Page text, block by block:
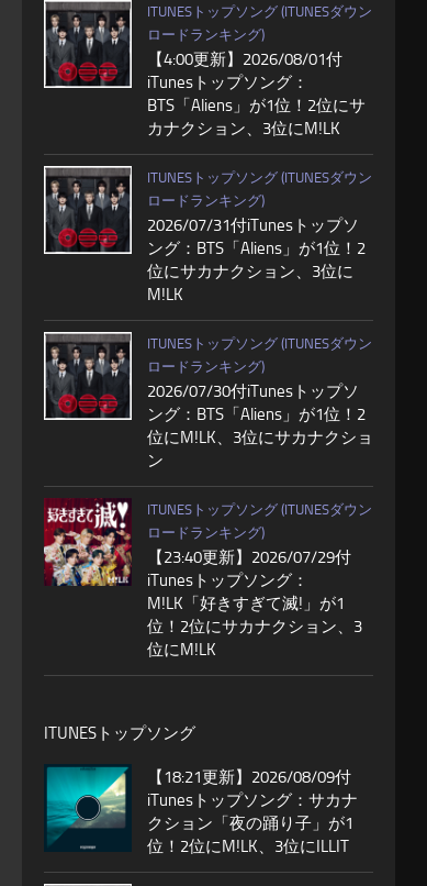
ITUNESトップソング (ITUNESダウン
ロードランキング)
【4:00更新】2026/08/01付
iTunesトップソング：
BTS「Aliens」が1位！2位にサ
カナクション、3位にM!LK
ITUNESトップソング (ITUNESダウン
ロードランキング)
2026/07/31付iTunesトップソ
ング：BTS「Aliens」が1位！2
位にサカナクション、3位に
M!LK
ITUNESトップソング (ITUNESダウン
ロードランキング)
2026/07/30付iTunesトップソ
ング：BTS「Aliens」が1位！2
位にM!LK、3位にサカナクショ
ン
ITUNESトップソング (ITUNESダウン
ロードランキング)
【23:40更新】2026/07/29付
iTunesトップソング：
M!LK「好きすぎて滅!」が1
位！2位にサカナクション、3
位にM!LK
ITUNESトップソング
【18:21更新】2026/08/09付
iTunesトップソング：サカナ
クション「夜の踊り子」が1
位！2位にM!LK、3位にILLIT